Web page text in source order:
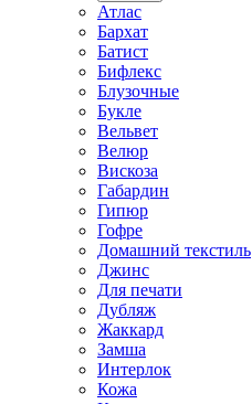
Атлас
Бархат
Батист
Бифлекс
Блузочные
Букле
Вельвет
Велюр
Вискоза
Габардин
Гипюр
Гофре
Домашний текстиль
Джинс
Для печати
Дубляж
Жаккард
Замша
Интерлок
Кожа